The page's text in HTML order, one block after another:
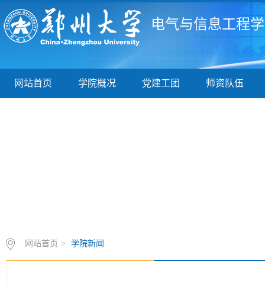
电气与信息工程
网站首页 学院概况 党建工团 师资队伍
网站首页 > 学院新闻